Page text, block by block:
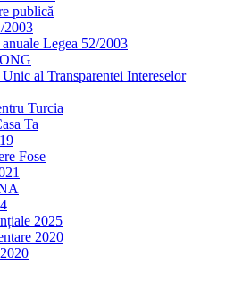
publică
2003
Legea 52/2003
al Transparentei Intereselor
Turcia
Ta
Fose
2025
2020